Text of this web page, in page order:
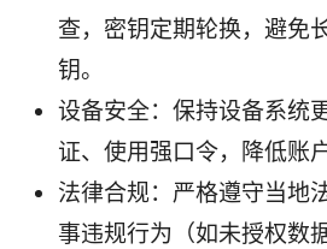
查，密钥定期轮换，避免
钥。
设备安全：保持设备系统
证、使用强口令，降低账
法律合规：严格遵守当地
事违规行为（如未授权数